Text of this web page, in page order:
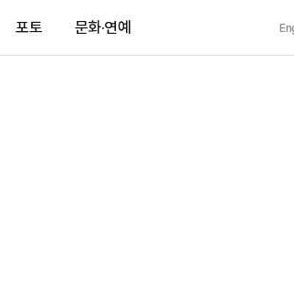
포토 문화·연예